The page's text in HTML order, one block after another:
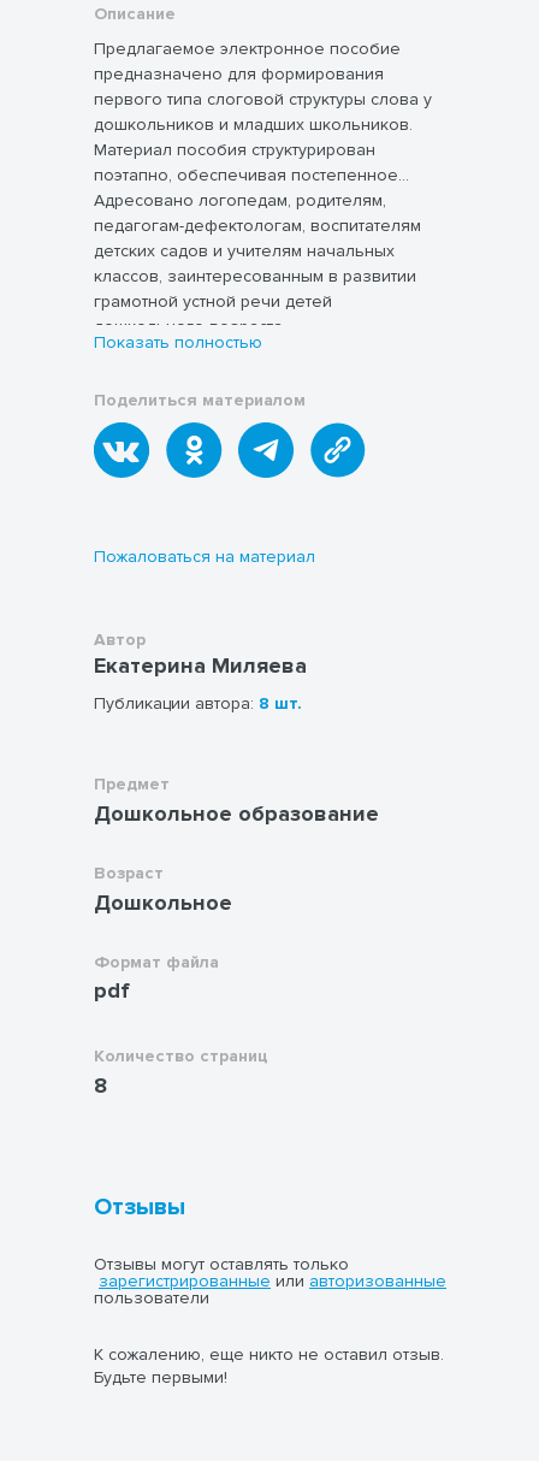
Описание
Предлагаемое электронное пособие
предназначено для формирования
первого типа слоговой структуры слова у
дошкольников и младших школьников.
Материал пособия структурирован
поэтапно, обеспечивая постепенное
освоение навыка слогоделения детьми
разного уровня подготовки.
Адресовано логопедам, родителям,
педагогам-дефектологам, воспитателям
детских садов и учителям начальных
классов, заинтересованным в развитии
грамотной устной речи детей
дошкольного возраста.
Показать полностью
Поделиться материалом
Пожаловаться на материал
Автор
Екатерина Миляева
Публикации автора: 8 шт.
Предмет
Дошкольное образование
Возраст
Дошкольное
Формат файла
pdf
Количество страниц
8
Отзывы
Отзывы могут оставлять только
зарегистрированные или авторизованные
пользователи
К сожалению, еще никто не оставил отзыв.
Будьте первыми!